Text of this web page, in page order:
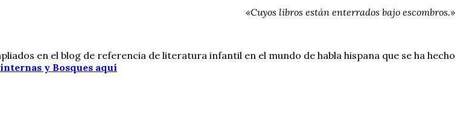
«Cuyos libros están enterrados bajo escombros.»
en el blog de referencia de literatura infantil en el mundo de habla hispana que se ha hecho
y Bosques aquí